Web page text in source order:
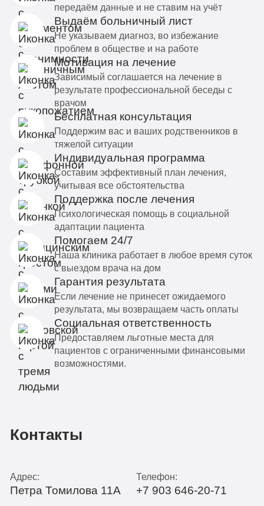
передаём данные и не ставим на учёт
Выдаём больничный лист
Не указываем диагноз, во избежание
проблем в обществе и на работе
Мотивация на лечение
Зависимый соглашается на лечение в
результате профессиональной беседы с
врачом
Бесплатная консультация
Поддержим вас и ваших родственников в
тяжелой ситуации
Индивидуальная программа
Составим эффективный план лечения,
учитывая все обстоятельства
Поддержка после лечения
Психологическая помощь в социальной
адаптации пациента
Помогаем 24/7
Наша клиника работает в любое время суток
с выездом врача на дом
Гарантия результата
Если лечение не принесет ожидаемого
результата, мы возвращаем часть оплаты
Социальная ответственность
Предоставляем льготные места для
пациентов с ограниченными финансовыми
возможностями.
Контакты
Адрес:
Петра Томилова 11А
Телефон:
+7 903 646-20-71